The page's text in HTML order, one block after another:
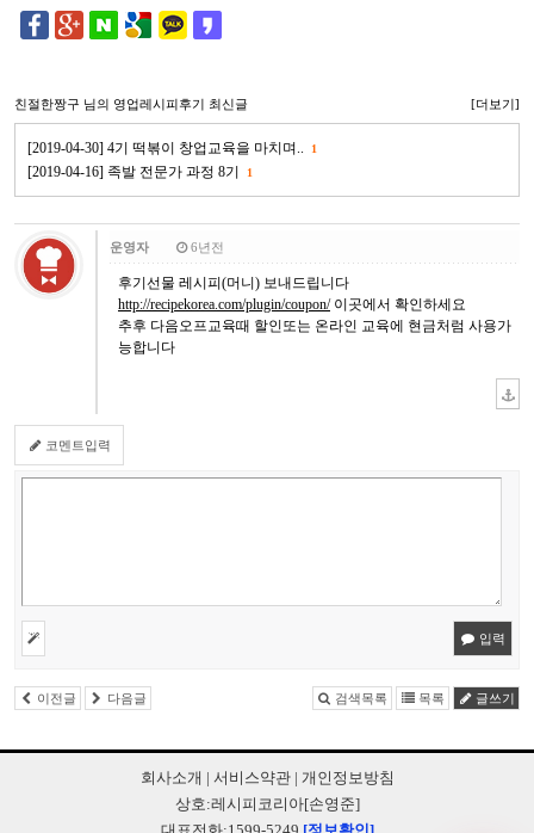
친절한짱구 님의 영업레시피후기 최신글 [더보기]
[2019-04-30] 4기 떡볶이 창업교육을 마치며.. 1
[2019-04-16] 족발 전문가 과정 8기 1
운영자 6년전
후기선물 레시피(머니) 보내드립니다
http://recipekorea.com/plugin/coupon/이곳에서 확인하세요
추후 다음오프교육때 할인또는 온라인 교육에 현금처럼 사용가
능합니다
코멘트입력
입력
이전글 다음글 검색목록 목록 글쓰기
회사소개 | 서비스약관| 개인정보방침
상호:레시피코리아[손영준]